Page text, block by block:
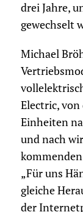
drei Jahre,
gewechselt
Michael
Electric, von
Einheiten
und nach
„Für uns
gleiche
der